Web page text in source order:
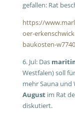
gefallen: Rat
https://
oer-
baukosten-
6. Jul: Das
Westfalen) soll
mehr Sauna und
Augustim Rat
diskutiert.